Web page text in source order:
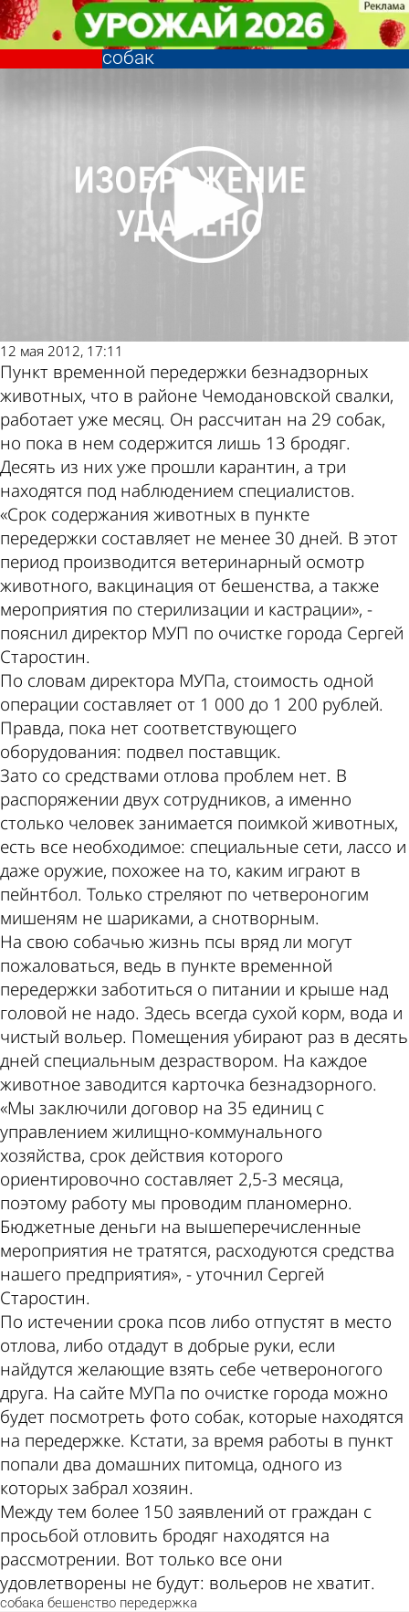
В пункте временной передержки
животных содержится всего 13
собак
Общество
12 мая 2012, 17:11
Пункт временной передержки безнадзорных
животных, что в районе Чемодановской свалки,
работает уже месяц. Он рассчитан на 29 собак,
но пока в нем содержится лишь 13 бродяг.
Десять из них уже прошли карантин, а три
находятся под наблюдением специалистов.
«Срок содержания животных в пункте
передержки составляет не менее 30 дней. В этот
период производится ветеринарный осмотр
животного, вакцинация от бешенства, а также
мероприятия по стерилизации и кастрации», -
пояснил директор МУП по очистке города Сергей
Старостин.
По словам директора МУПа, стоимость одной
операции составляет от 1 000 до 1 200 рублей.
Правда, пока нет соответствующего
оборудования: подвел поставщик.
Зато со средствами отлова проблем нет. В
распоряжении двух сотрудников, а именно
столько человек занимается поимкой животных,
есть все необходимое: специальные сети, лассо и
даже оружие, похожее на то, каким играют в
пейнтбол. Только стреляют по четвероногим
мишеням не шариками, а снотворным.
На свою собачью жизнь псы вряд ли могут
пожаловаться, ведь в пункте временной
передержки заботиться о питании и крыше над
головой не надо. Здесь всегда сухой корм, вода и
чистый вольер. Помещения убирают раз в десять
дней специальным дезраствором. На каждое
животное заводится карточка безнадзорного.
«Мы заключили договор на 35 единиц с
управлением жилищно-коммунального
хозяйства, срок действия которого
ориентировочно составляет 2,5-3 месяца,
поэтому работу мы проводим планомерно.
Бюджетные деньги на вышеперечисленные
мероприятия не тратятся, расходуются средства
нашего предприятия», - уточнил Сергей
Старостин.
По истечении срока псов либо отпустят в место
отлова, либо отдадут в добрые руки, если
найдутся желающие взять себе четвероногого
друга. На сайте МУПа по очистке города можно
будет посмотреть фото собак, которые находятся
на передержке. Кстати, за время работы в пункт
попали два домашних питомца, одного из
которых забрал хозяин.
Между тем более 150 заявлений от граждан с
просьбой отловить бродяг находятся на
рассмотрении. Вот только все они
удовлетворены не будут: вольеров не хватит.
собака бешенство передержка
В пункте временной передержки
животных содержится всего 13
собак
Общество
Другие
новости по
теме
Погода и
курсы валют в
Пензе